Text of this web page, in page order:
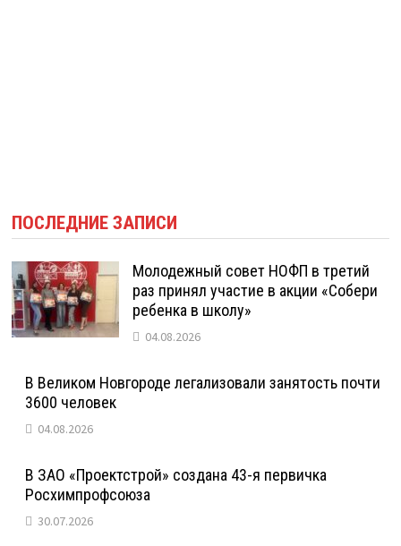
ПОСЛЕДНИЕ ЗАПИСИ
Молодежный совет НОФП в третий
раз принял участие в акции «Собери
ребенка в школу»
04.08.2026
В Великом Новгороде легализовали занятость почти
3600 человек
04.08.2026
В ЗАО «Проектстрой» создана 43-я первичка
Росхимпрофсоюза
30.07.2026